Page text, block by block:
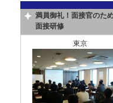
満員御礼！面接官のた
面接研修
東京